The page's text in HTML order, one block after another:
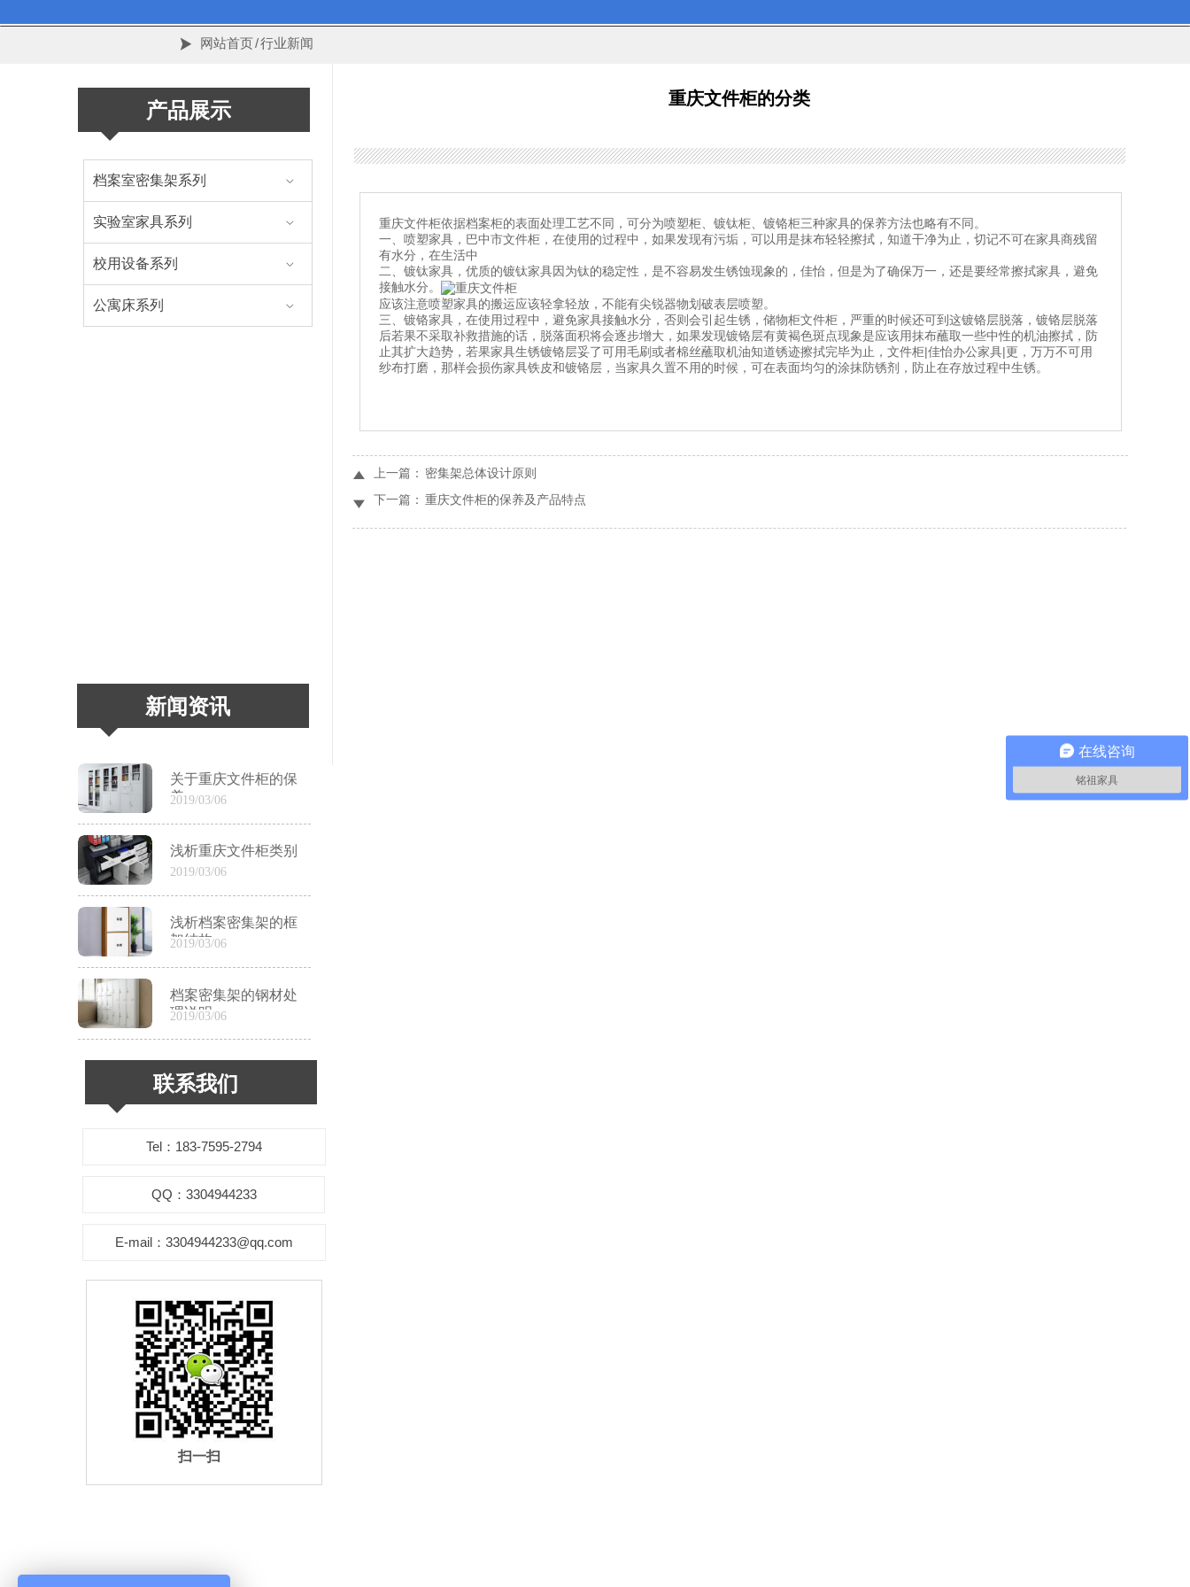
在线咨询
铭祖家具
重庆文件柜依据档案柜的表面处理工艺不同，可分为喷塑柜、镀钛柜、镀铬柜三种家具的保养方法也略有不同。
一、喷塑家具，巴中市文件柜，在使用的过程中，如果发现有污垢，可以用是抹布轻轻擦拭，知道干净为止，切记不可在家具商残留
有水分，在生活中
二、镀钛家具，优质的镀钛家具因为钛的稳定性，是不容易发生锈蚀现象的，佳怡，但是为了确保万一，还是要经常擦拭家具，避免
接触水分。
应该注意喷塑家具的搬运应该轻拿轻放，不能有尖锐器物划破表层喷塑。
三、镀铬家具，在使用过程中，避免家具接触水分，否则会引起生锈，储物柜文件柜，严重的时候还可到这镀铬层脱落，镀铬层脱落
后若果不采取补救措施的话，脱落面积将会逐步增大，如果发现镀铬层有黄褐色斑点现象是应该用抹布蘸取一些中性的机油擦拭，防
止其扩大趋势，若果家具生锈镀铬层妥了可用毛刷或者棉丝蘸取机油知道锈迹擦拭完毕为止，文件柜|佳怡办公家具|更，万万不可用
纱布打磨，那样会损伤家具铁皮和镀铬层，当家具久置不用的时候，可在表面均匀的涂抹防锈剂，防止在存放过程中生锈。

 上一篇： 密集架总体设计原则
下一篇： 重庆文件柜的保养及产品特点
 网站首页/行业新闻
重庆文件柜的分类
产品展示
关于重庆文件柜的保
养
2019/03/06
浅析重庆文件柜类别
2019/03/06
浅析档案密集架的框
架结构
2019/03/06
档案密集架的钢材处
理说明
2019/03/06
新闻资讯
档案室密集架系列 
实验室家具系列 
校用设备系列 
公寓床系列 
联系我们
Tel：183-7595-2794
QQ：3304944233
E-mail：3304944233@qq.com
扫一扫